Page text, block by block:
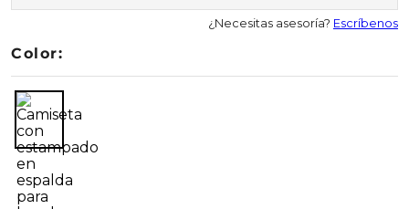
¿Necesitas asesoría? Escríbenos
Color: